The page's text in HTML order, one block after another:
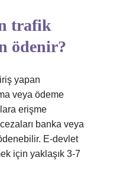
trafik
ödenir?
yapan
veya ödeme
erişme
banka veya
E-devlet
için yaklaşık 3-7